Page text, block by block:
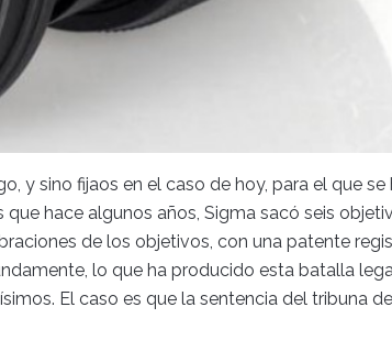
y sino fijaos en el caso de hoy, para el que se
hace algunos años, Sigma sacó seis
de los objetivos, con una patente
lo que ha producido esta batalla
El caso es que la sentencia del tribuna